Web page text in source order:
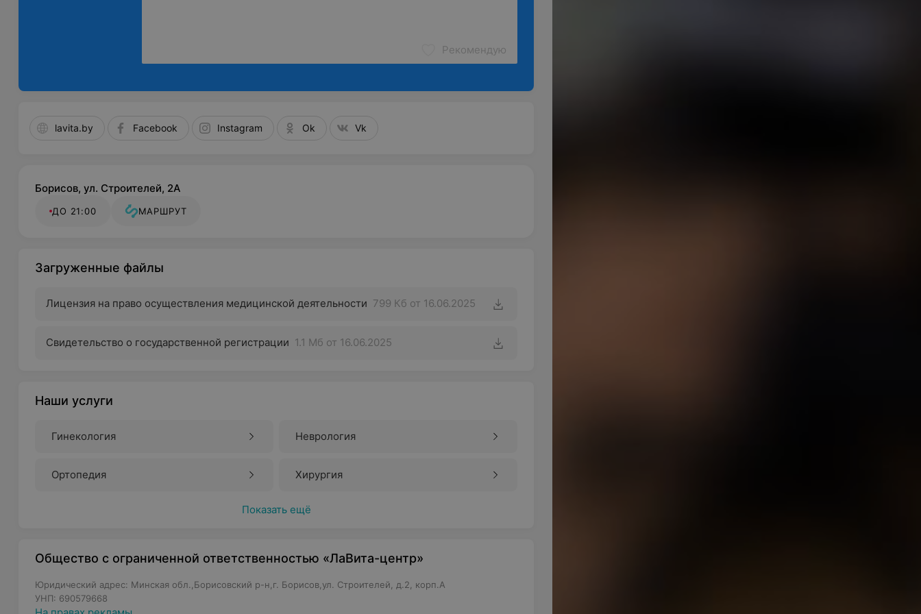
Рекомендую
lavita.by Facebook Instagram Ok Vk
Борисов, ул. Строителей, 2А
ДО 21:00 МАРШРУТ
Загруженные файлы
Лицензия на право осуществления медицинской деятельности 799 Кб от 16.06.2025
Свидетельство о государственной регистрации 1.1 Мб от 16.06.2025
Наши услуги
Гинекология Неврология
Ортопедия Хирургия
Показать ещё
Общество с ограниченной ответственностью «ЛаВита-центр»
Юридический адрес: Минская обл.,Борисовский р-н,г. Борисов,ул. Строителей, д.2, корп.А
УНП: 690579668